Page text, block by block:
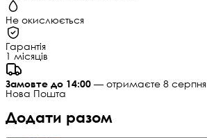
Не окислюється
Гарантія
1 місяців
Замовте до 14:00 — отримаєте 8 серпня
Нова Пошта
Додати разом